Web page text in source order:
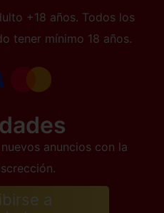
+18 años. Todos los
tener mínimo 18 años.
anuncios con la
a